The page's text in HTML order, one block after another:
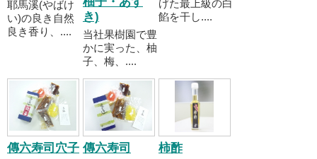
耶馬溪(やばけ
い)の良き自然
良き香り、....
き)
当社果樹園で豊
かに実った、柚
子、梅、....
げた最上級の白
餡を干し....
傳六寿司穴子 傳六寿司 柿酢